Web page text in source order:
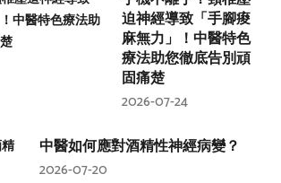
迫神經導致「手腳痠
麻無力」！中醫特色
療法助您徹底告別頑
固痛楚
2026-07-24
中醫如何應對酒精性神經病變？
2026-07-20